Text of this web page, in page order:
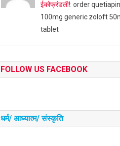
ईकोफ्रंडली!: order
100mg generic zoloft
tablet
FOLLOW US FACEBOOK
धर्म/ आध्‍यात्‍म/ संस्‍कृति